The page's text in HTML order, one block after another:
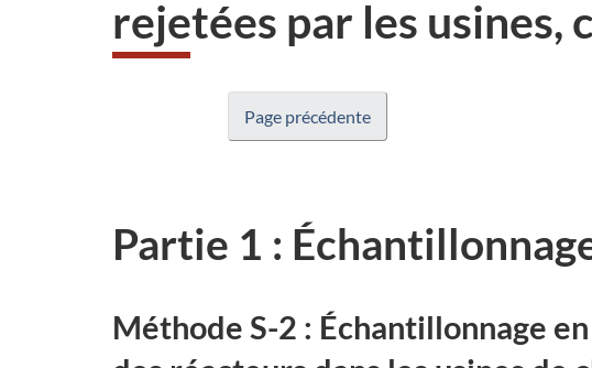
rejetées par les usines,
Page précédente
Partie 1 :
Méthode S-2 : Échantillonnage